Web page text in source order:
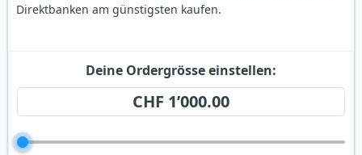
Direktbanken am günstigsten kaufen.
Deine Ordergrösse einstellen:
CHF 1’000.00